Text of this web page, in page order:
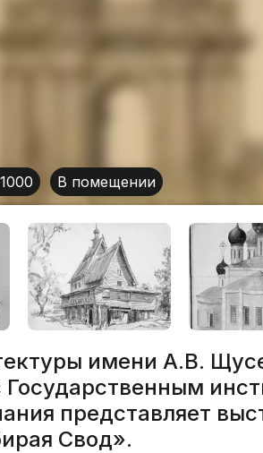
В помещении
имени А.В.
Государственным
представляет
Свод».